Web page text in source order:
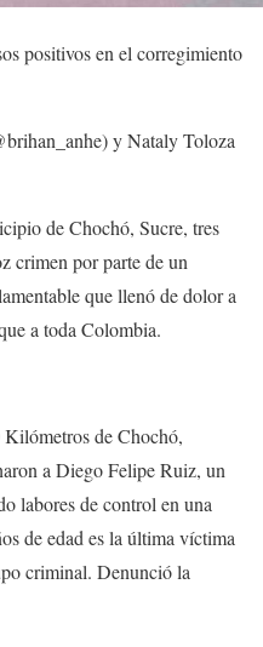
positivos en el corregimiento
y Nataly Toloza
de Chochó, Sucre, tres
crimen por parte de un
que llenó de dolor a
a toda Colombia.
de Chochó,
a Diego Felipe Ruiz, un
labores de control en una
de edad es la última víctima
criminal. Denunció la